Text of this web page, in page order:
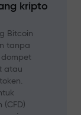
kripto
Bitcoin
tanpa
dompet
atau
(CFD)